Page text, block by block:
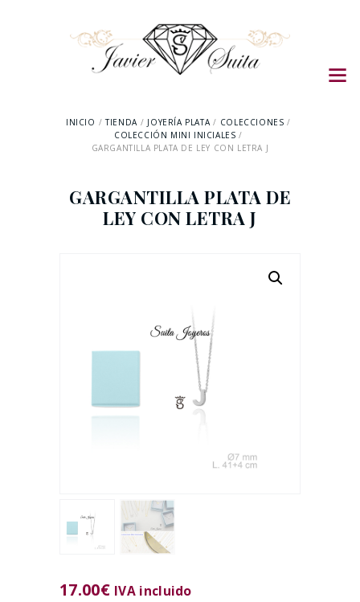
INICIO TIENDA JOYERÍA PLATA
COLECCIONES
COLECCIÓN MINI INICIALES
GARGANTILLA PLATA DE LEY CON LETRA J
GARGANTILLA PLATA DE
LEY CON LETRA J
17.00€ IVA incluido